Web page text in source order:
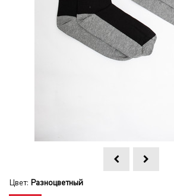
Цвет: Разноцветный